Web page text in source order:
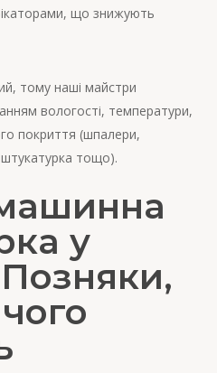
що знижують
тому наші майстри
вологості, температури,
покриття (шпалери,
тощо).
у